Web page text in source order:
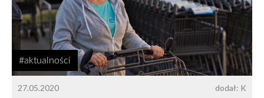
#aktualności
27.05.2020 dodał: K